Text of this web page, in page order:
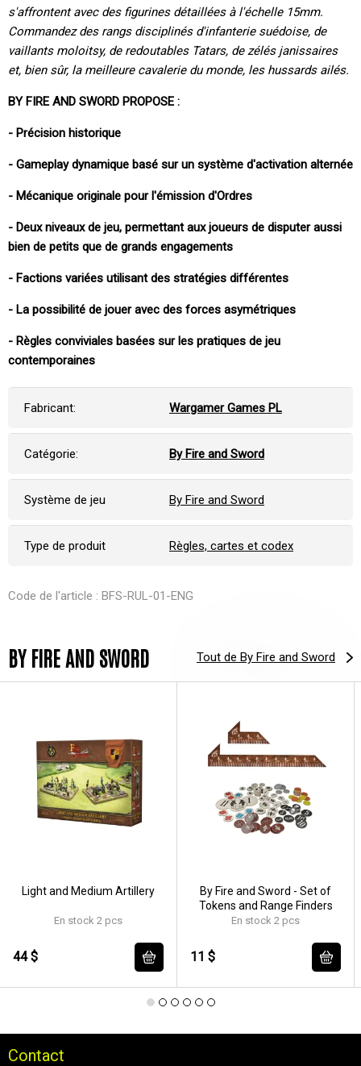
s'affrontent avec des figurines détaillées à l'échelle 15mm.
Commandez des rangs disciplinés d'infanterie suédoise, de
vaillants moloitsy, de redoutables Tatars, de zélés janissaires
et, bien sûr, la meilleure cavalerie du monde, les hussards ailés.
BY FIRE AND SWORD PROPOSE :
- Précision historique
- Gameplay dynamique basé sur un système d'activation alternée
- Mécanique originale pour l'émission d'Ordres
- Deux niveaux de jeu, permettant aux joueurs de disputer aussi
bien de petits que de grands engagements
- Factions variées utilisant des stratégies différentes
- La possibilité de jouer avec des forces asymétriques
- Règles conviviales basées sur les pratiques de jeu
contemporaines
Fabricant: Wargamer Games PL
Catégorie: By Fire and Sword
Système de jeu By Fire and Sword
Type de produit Règles, cartes et codex
Code de l'article : BFS-RUL-01-ENG
BY FIRE AND SWORD Tout de By Fire and Sword
Light and Medium Artillery
En stock 2 pcs
44 $
By Fire and Sword - Set of
Tokens and Range Finders
En stock 2 pcs
11 $
Contact